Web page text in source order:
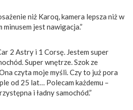
niż Karoq, kamera lepsza niż w
minusem jest nawigacja.”
2 Astry i 1 Corsę. Jestem super
Super wnętrze. Szok ze
czyta moje myśli. Czy to już pora
od 25 lat… Polecam każdemu –
i ładny samochód.”